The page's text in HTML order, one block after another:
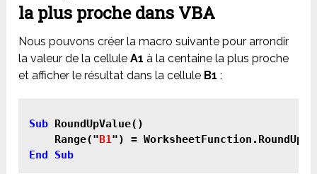
la plus proche dans VBA
Nous pouvons créer la macro suivante pour arrondir
la valeur de la celluleA1 à la centaine la plus proche
et afficher le résultat dans la cellule B1 :
Sub RoundUpValue()
    Range("
B1") =
End Sub